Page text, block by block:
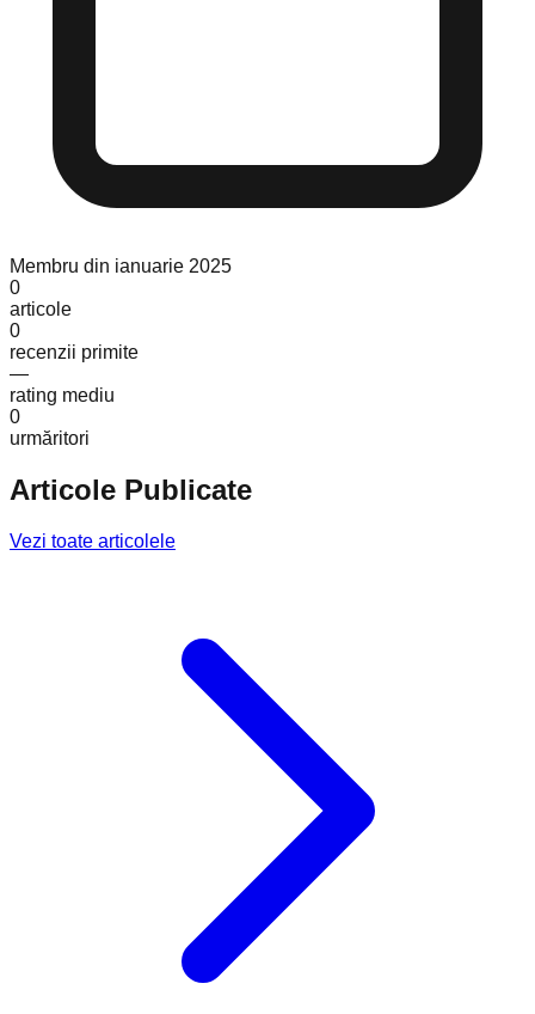
Membru din ianuarie 2025
0
articole
0
recenzii primite
—
rating mediu
0
urmăritori
Articole Publicate
Vezi toate articolele